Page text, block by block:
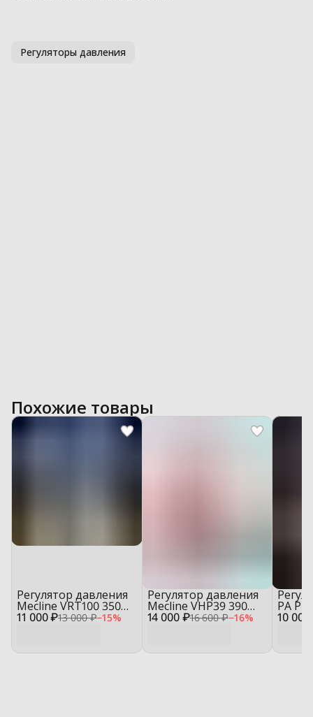
Регуляторы давления
Похожие товары
11 000 ₽13 000 ₽−15%
Регулятор давления
Mecline VRT100 350
бар Bypass (до 100 л/ 14 000 ₽16 600 ₽−16%
Регулятор давления
Mecline VHP39 390
бар (Bypass / Total 10
PA